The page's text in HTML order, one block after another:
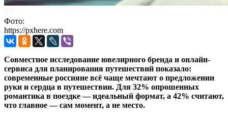
Фото:
https://pxhere.com
Совместное исследование ювелирного бренда и онлайн-
сервиса для планирования путешествий показало:
современные россияне всё чаще мечтают о предложении
руки и сердца в путешествии. Для 32% опрошенных
романтика в поездке — идеальный формат, а 42% считают,
что главное — сам момент, а не место.